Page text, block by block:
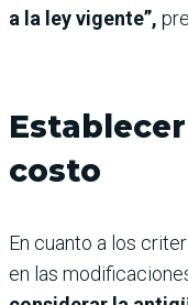
a la ley vigente”,
costo
En cuanto a los
en las